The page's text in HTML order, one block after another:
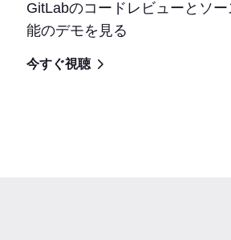
GitLabのコードレビューとソ
能のデモを見る
今すぐ視聴